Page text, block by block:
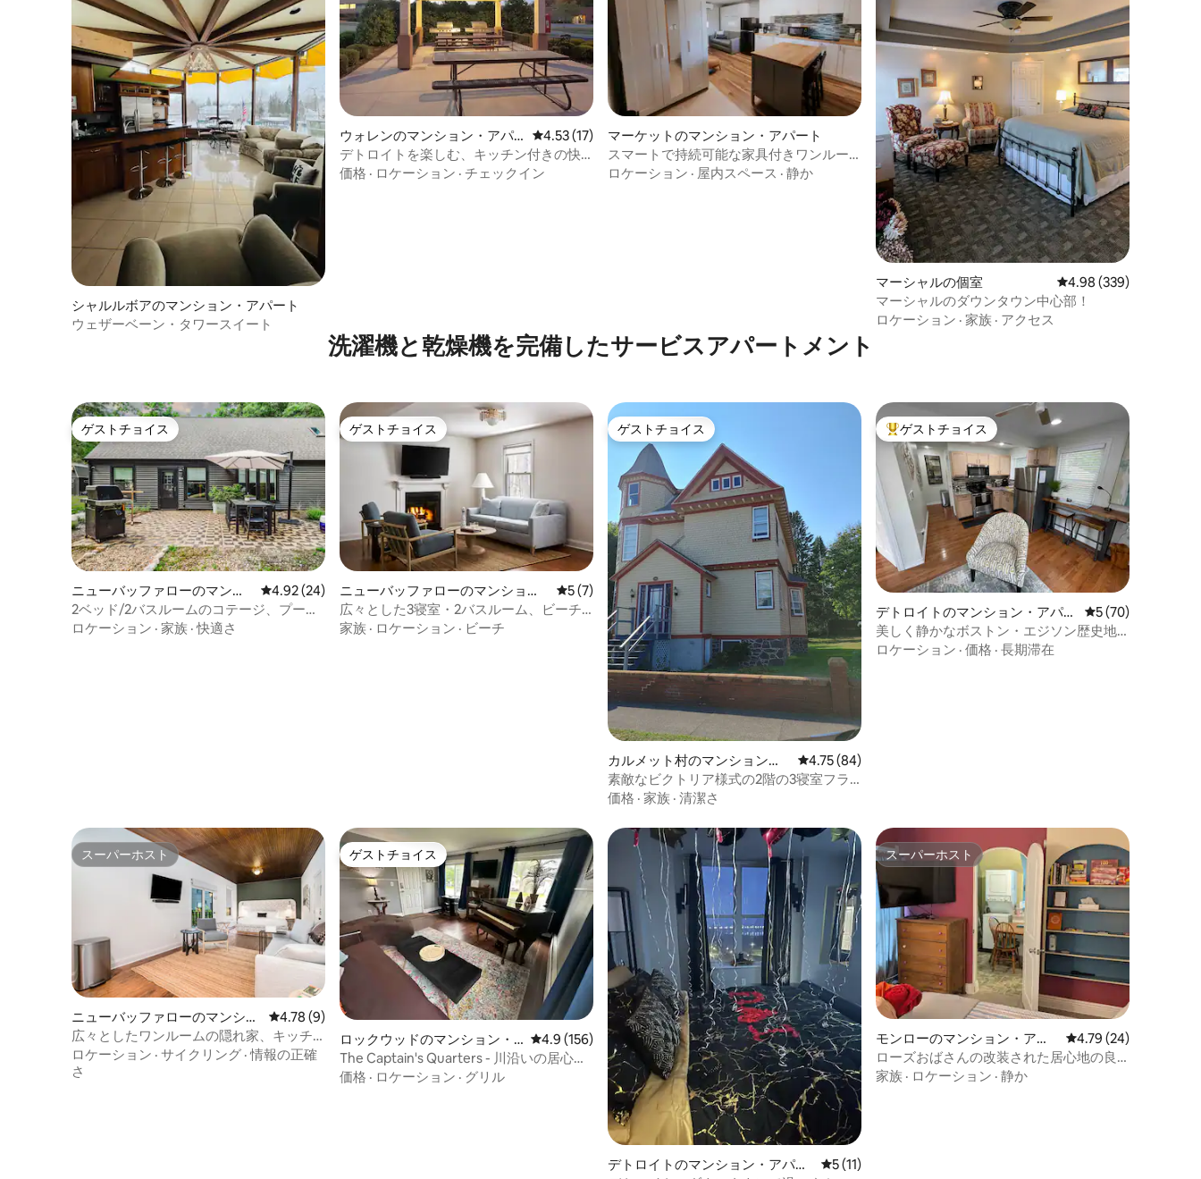
シャルルボアのマンション・アパート
ウェザーベーン・タワースイート
ウォレンのマンション・アパ
ート
レビュー17件、5つ星中4.53つ星の平均評価
4.53 (17)
デトロイトを楽しむ、キッチン付きの快
適なユニット！
価格 · ロケーション · チェックイン
マーケットのマンション・アパート
スマートで持続可能な家具付きワンルー
ムマーケット、ミシガン州
ロケーション · 屋内スペース · 静か
マーシャルの個室 レビュー339件、5つ星
4.98 (339)
マーシャルのダウンタウン中心部！
ロケーション · 家族 · アクセス
洗濯機と乾燥機を完備したサービスアパートメント
ゲストチョイス
ゲストチョイス
ニューバッファローのマンシ
ョン・アパート
レビュー24件、5つ星中4.92つ星の平均評価
4.92 (24)
2ベッド/2バスルームのコテージ、プー
ル、ビーチアクセス
ロケーション · 家族 ·快適さ
ゲストチョイス
ゲストチョイス
ニューバッファローのマンショ
ン・アパート
レビュー7件、5つ星中5つ星の平均評価
5 (7)
広々とした3寝室・2バスルーム、ビーチ
アクセス、森林の中の宿泊先
家族 · ロケーション · ビーチ
ゲストチョイス
ゲストチョイス
カルメット村のマンション・
アパート
レビュー84件、5つ星中4.75つ星の平均評価
4.75 (84)
素敵なビクトリア様式の2階の3寝室フラ
ット
価格 · 家族 · 清潔さ
大好評のゲストチョイスです。
ゲストチョイス
デトロイトのマンション・アパー
ト
レビュー70件、5
5 (70)
美しく静かなボストン・エジソン歴史地
区
ロケーション · 価格 · 長期滞在
スーパーホスト
スーパーホスト
ニューバッファローのマンショ
ン・アパート
レビュー9件、5つ星中4.78つ星の平均評価
4.78 (9)
広々としたワンルームの隠れ家、キッチ
ン、洗濯機・乾燥機、ソファベッド付き
ロケーション · サイクリング ·情報の正確
さ
ゲストチョイス
ゲストチョイス
ロックウッドのマンション・
アパート
レビュー156件、5つ星中4.9つ星の平均評価
4.9 (156)
The Captain's Quarters - 川沿いの居心地
の良い隠れ家
価格 · ロケーション · グリル
デトロイトのマンション・アパー
レビュー11件、5つ星中5つ星の平均評価
5 (11)
スーパーホスト
スーパーホスト
モンローのマンション・アパ
ート
レビュー24件、5つ
4.79 (24)
ローズおばさんの改装された居心地の良
いダウンタウンのアパート
家族 · ロケーション · 静か